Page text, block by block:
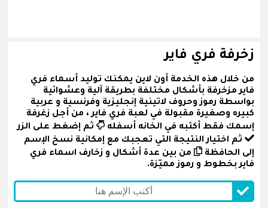
زخرفة فري فاير
من خلال هذه الخدمة أون لاين يمكنك توليد أسماء فري
فاير مزخرفة بأشكال مختلفة بطريقة آلية وعشوائية
بواسطة رموز وحروف لاتينية إنجليزية وفرنسية و عربية
كبيره وصغيرة مقبولة في لعبة فري فاير ، من أجل زغرفة
إسمك فقط أكتبه في الخانه أسفله
ثم إضغط على الزر
ثم اختيار النتيجة التي تعجبك مع إمكانية نسخ الإسم
إلى الحافظة
من بين عدة أشكال و زخارف اسماء فري
فاير بخطوط و رموز مميّزة.